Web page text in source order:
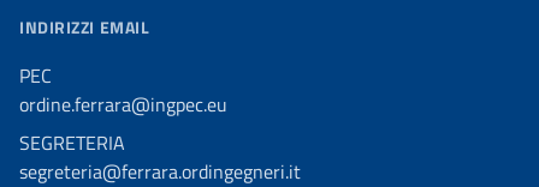
INDIRIZZI EMAIL
PEC
ordine.ferrara@ingpec.eu
SEGRETERIA
segreteria@ferrara.ordingegneri.it